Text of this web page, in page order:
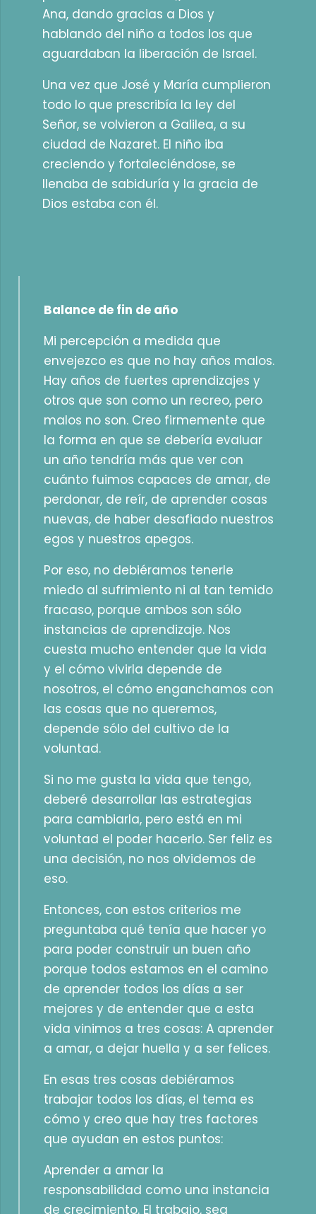
Ana, dando gracias a Dios y
hablando del niño a todos los que
aguardaban la liberación de Israel.
Una vez que José y María cumplieron
todo lo que prescribía la ley del
Señor, se volvieron a Galilea, a su
ciudad de Nazaret. El niño iba
creciendo y fortaleciéndose, se
llenaba de sabiduría y la gracia de
Dios estaba con él.
Balance de fin de año
Mi percepción a medida que
envejezco es que no hay años malos.
Hay años de fuertes aprendizajes y
otros que son como un recreo, pero
malos no son. Creo firmemente que
la forma en que se debería evaluar
un año tendría más que ver con
cuánto fuimos capaces de amar, de
perdonar, de reír, de aprender cosas
nuevas, de haber desafiado nuestros
egos y nuestros apegos.
Por eso, no debiéramos tenerle
miedo al sufrimiento ni al tan temido
fracaso, porque ambos son sólo
instancias de aprendizaje. Nos
cuesta mucho entender que la vida
y el cómo vivirla depende de
nosotros, el cómo enganchamos con
las cosas que no queremos,
depende sólo del cultivo de la
voluntad.
Si no me gusta la vida que tengo,
deberé desarrollar las estrategias
para cambiarla, pero está en mi
voluntad el poder hacerlo. Ser feliz es
una decisión, no nos olvidemos de
eso.
Entonces, con estos criterios me
preguntaba qué tenía que hacer yo
para poder construir un buen año
porque todos estamos en el camino
de aprender todos los días a ser
mejores y de entender que a esta
vida vinimos a tres cosas: A aprender
a amar, a dejar huella y a ser felices.
En esas tres cosas debiéramos
trabajar todos los días, el tema es
cómo y creo que hay tres factores
que ayudan en estos puntos:
Aprender a amar la
responsabilidad como una instancia
de crecimiento. El trabajo, sea